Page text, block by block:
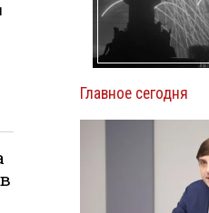
Главное сегодня